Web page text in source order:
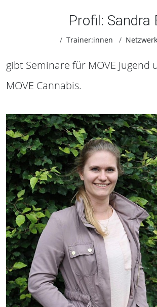
Profil: Sandra
Trainer:innen Netzwerk
gibt Seminare für MOVE Jugend
MOVE Cannabis.